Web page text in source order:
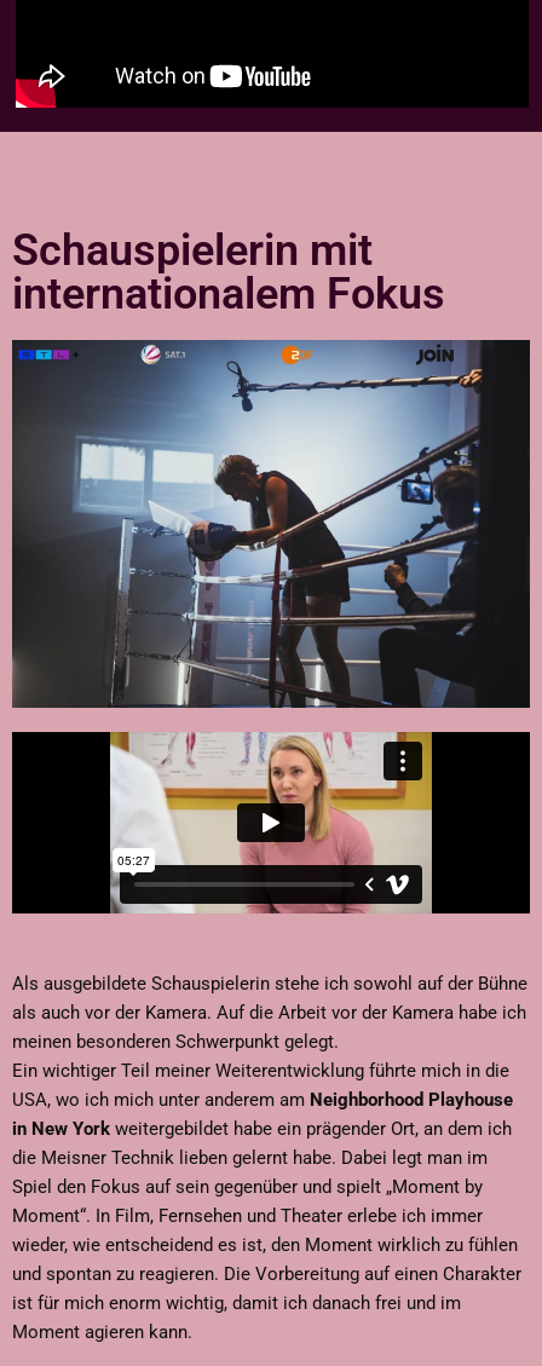
Schauspielerin mit
internationalem Fokus
Als ausgebildete Schauspielerin stehe ich sowohl auf der Bühne
als auch vor der Kamera. Auf die Arbeit vor der Kamera habe ich
meinen besonderen Schwerpunkt gelegt.
Ein wichtiger Teil meiner Weiterentwicklung führte mich in die
USA, wo ich mich unter anderem am Neighborhood Playhouse
in New York weitergebildet habe ein prägender Ort, an dem ich
die Meisner Technik lieben gelernt habe. Dabei legt man im
Spiel den Fokus auf sein gegenüber und spielt „Moment by
Moment“. In Film, Fernsehen und Theater erlebe ich immer
wieder, wie entscheidend es ist, den Moment wirklich zu fühlen
und spontan zu reagieren. Die Vorbereitung auf einen Charakter
ist für mich enorm wichtig, damit ich danach frei und im
Moment agieren kann.